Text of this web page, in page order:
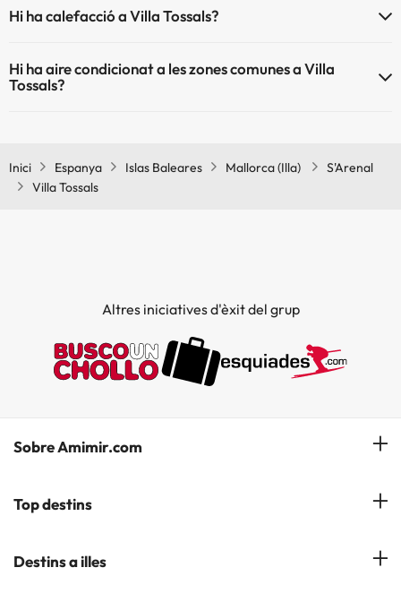
tens més info sobre la piscina i altres instal·lacions.
Hi ha calefacció a Villa Tossals?
Hi ha aire condicionat a les zones comunes a Villa
Tossals?
Inici Espanya Islas Baleares Mallorca (Illa)
S'Arenal
Villa Tossals
Altres iniciatives d'èxit del grup
Sobre Amimir.com
¿Qui som?
Opinions
Top destins
Hotels a Salou
Destins a illes